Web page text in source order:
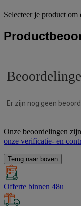
Selecteer je product om
Onze beoordelingen
onze verificatie- en
Terug naar boven
Offerte binnen 48u